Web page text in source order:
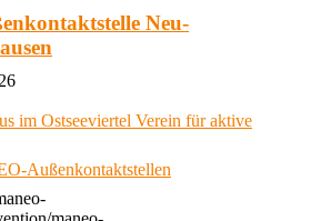
Neu-
im Ostseeviertel Verein für aktive
Außenkontaktstellen